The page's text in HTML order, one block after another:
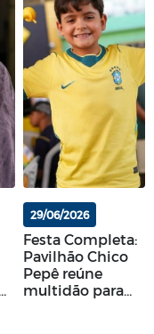
29/06/2026
Festa Completa:
Pavilhão Chico
Pepê reúne
multidão para